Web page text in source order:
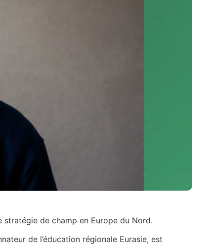
de champ en Europe du Nord.
de l’éducation régionale Eurasie, est